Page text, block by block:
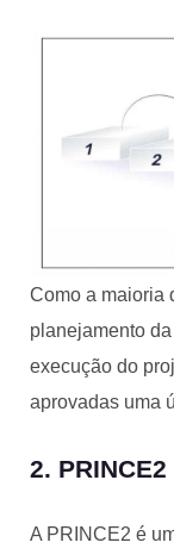
Como a maioria
planejamento
execução do
aprovadas uma
2. PRINCE2
A PRINCE2 é